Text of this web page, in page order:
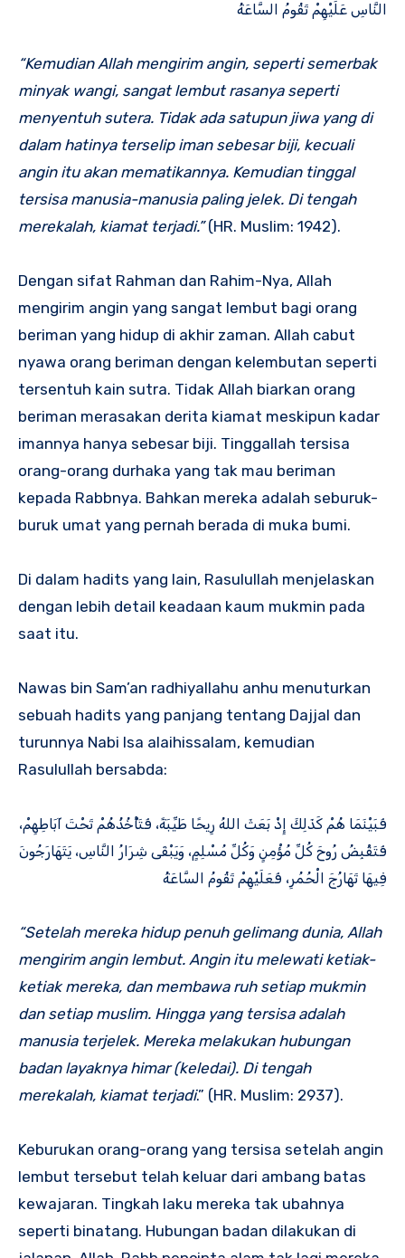
النَّاسِ عَلَيْهِمْ تَقُومُ السَّاعَةُ
“Kemudian Allah mengirim angin, seperti semerbak
minyak wangi, sangat lembut rasanya seperti
menyentuh sutera. Tidak ada satupun jiwa yang di
dalam hatinya terselip iman sebesar biji, kecuali
angin itu akan mematikannya. Kemudian tinggal
tersisa manusia-manusia paling jelek. Di tengah
merekalah, kiamat terjadi.”(HR. Muslim: 1942).
Dengan sifat Rahman dan Rahim-Nya, Allah
mengirim angin yang sangat lembut bagi orang
beriman yang hidup di akhir zaman. Allah cabut
nyawa orang beriman dengan kelembutan seperti
tersentuh kain sutra. Tidak Allah biarkan orang
beriman merasakan derita kiamat meskipun kadar
imannya hanya sebesar biji. Tinggallah tersisa
orang-orang durhaka yang tak mau beriman
kepada Rabbnya. Bahkan mereka adalah seburuk-
buruk umat yang pernah berada di muka bumi.
Di dalam hadits yang lain, Rasulullah menjelaskan
dengan lebih detail keadaan kaum mukmin pada
saat itu.
Nawas bin Sam’an radhiyallahu anhu menuturkan
sebuah hadits yang panjang tentang Dajjal dan
turunnya Nabi Isa alaihissalam, kemudian
Rasulullah bersabda:
فَبَيْنَمَا هُمْ كَذَلِكَ إِذْ بَعَثَ اللهُ رِيحًا طَيِّبَةً، فَتَأْخُذُهُمْ تَحْتَ آبَاطِهِمْ،
فَتَقْبِضُ رُوحَ كُلِّ مُؤْمِنٍ وَكُلِّ مُسْلِمٍ، وَيَبْقَى شِرَارُ النَّاسِ، يَتَهَارَجُونَ
فِيهَا تَهَارُجَ الْحُمُرِ، فَعَلَيْهِمْ تَقُومُ السَّاعَةُ
“Setelah mereka hidup penuh gelimang dunia, Allah
mengirim angin lembut. Angin itu melewati ketiak-
ketiak mereka, dan membawa ruh setiap mukmin
dan setiap muslim. Hingga yang tersisa adalah
manusia terjelek. Mereka melakukan hubungan
badan layaknya himar (keledai). Di tengah
merekalah, kiamat terjadi.” (HR. Muslim: 2937).
Keburukan orang-orang yang tersisa setelah angin
lembut tersebut telah keluar dari ambang batas
kewajaran. Tingkah laku mereka tak ubahnya
seperti binatang. Hubungan badan dilakukan di